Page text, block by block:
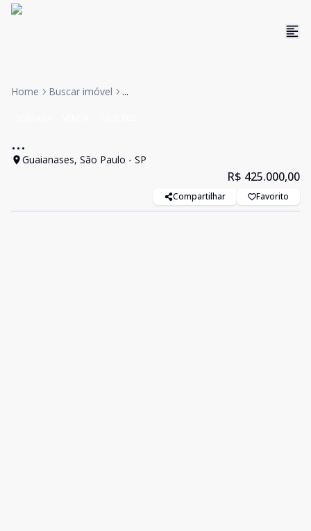
Home Buscar imóvel ...
...
Guaianases, São Paulo - SP
R$ 425.000,00
Compartilhar Favorito